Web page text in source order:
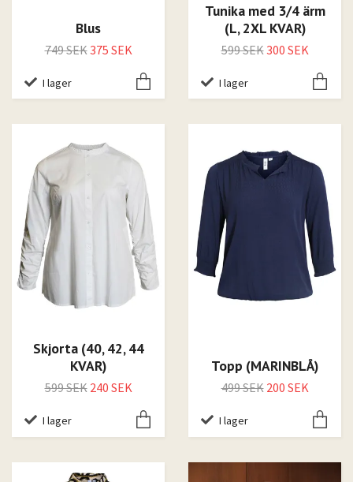
Blus
749 SEK375 SEK
I lager
Tunika med 3/4 ärm
(L, 2XL KVAR)
599 SEK300 SEK
I lager
Skjorta (40, 42, 44
KVAR)
599 SEK 240 SEK
I lager
Topp (MARINBLÅ)
499 SEK 200 SEK
I lager